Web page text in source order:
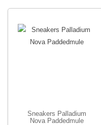
Sneakers Palladium
Nova Paddedmule